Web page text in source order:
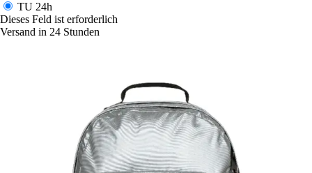
TU 24h
Dieses Feld ist erforderlich
Versand in 24 Stunden